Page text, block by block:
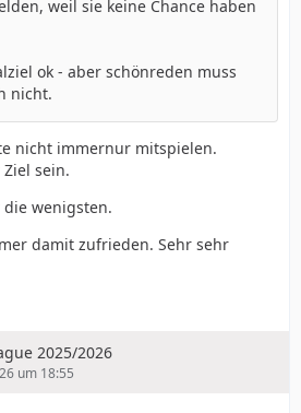
weil sie keine Chance haben
ok - aber schönreden muss
nicht.
nicht immernur mitspielen.
sein.
wenigsten.
damit zufrieden. Sehr sehr
2025/2026
um 18:55